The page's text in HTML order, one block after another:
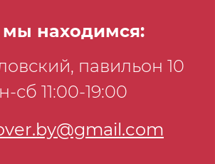
мы находимся:
павильон 10
сб 11:00-19:00